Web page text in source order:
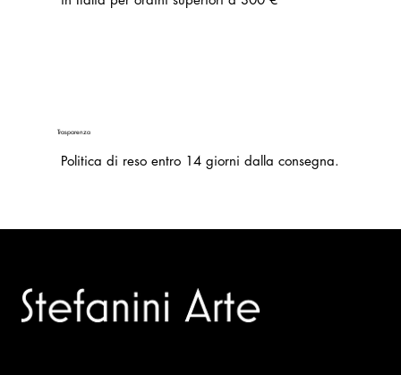
Trasparenza
Politica di reso entro 14 giorni dalla consegna.